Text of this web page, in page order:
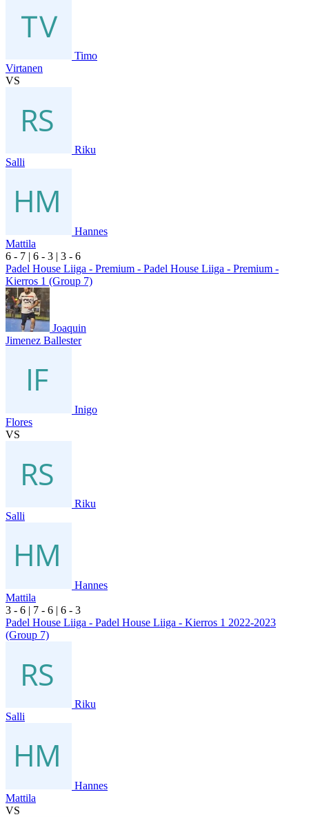
Timo
Virtanen
VS
Riku
Salli
Hannes
Mattila
6 - 7 | 6 - 3 | 3 - 6
Padel House Liiga - Premium - Padel House Liiga - Premium -
Kierros 1 (Group 7)
Joaquin
Jimenez Ballester
Inigo
Flores
VS
Riku
Salli
Hannes
Mattila
3 - 6 | 7 - 6 | 6 - 3
Padel House Liiga - Padel House Liiga - Kierros 1 2022-2023
(Group 7)
Riku
Salli
Hannes
Mattila
VS